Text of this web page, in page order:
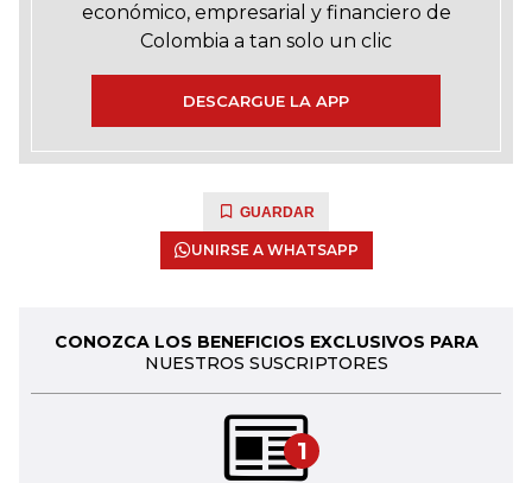
económico, empresarial y financiero de
Colombia a tan solo un clic
DESCARGUE LA APP
GUARDAR
UNIRSE A WHATSAPP
CONOZCA LOS BENEFICIOS EXCLUSIVOS PARA
NUESTROS SUSCRIPTORES
1